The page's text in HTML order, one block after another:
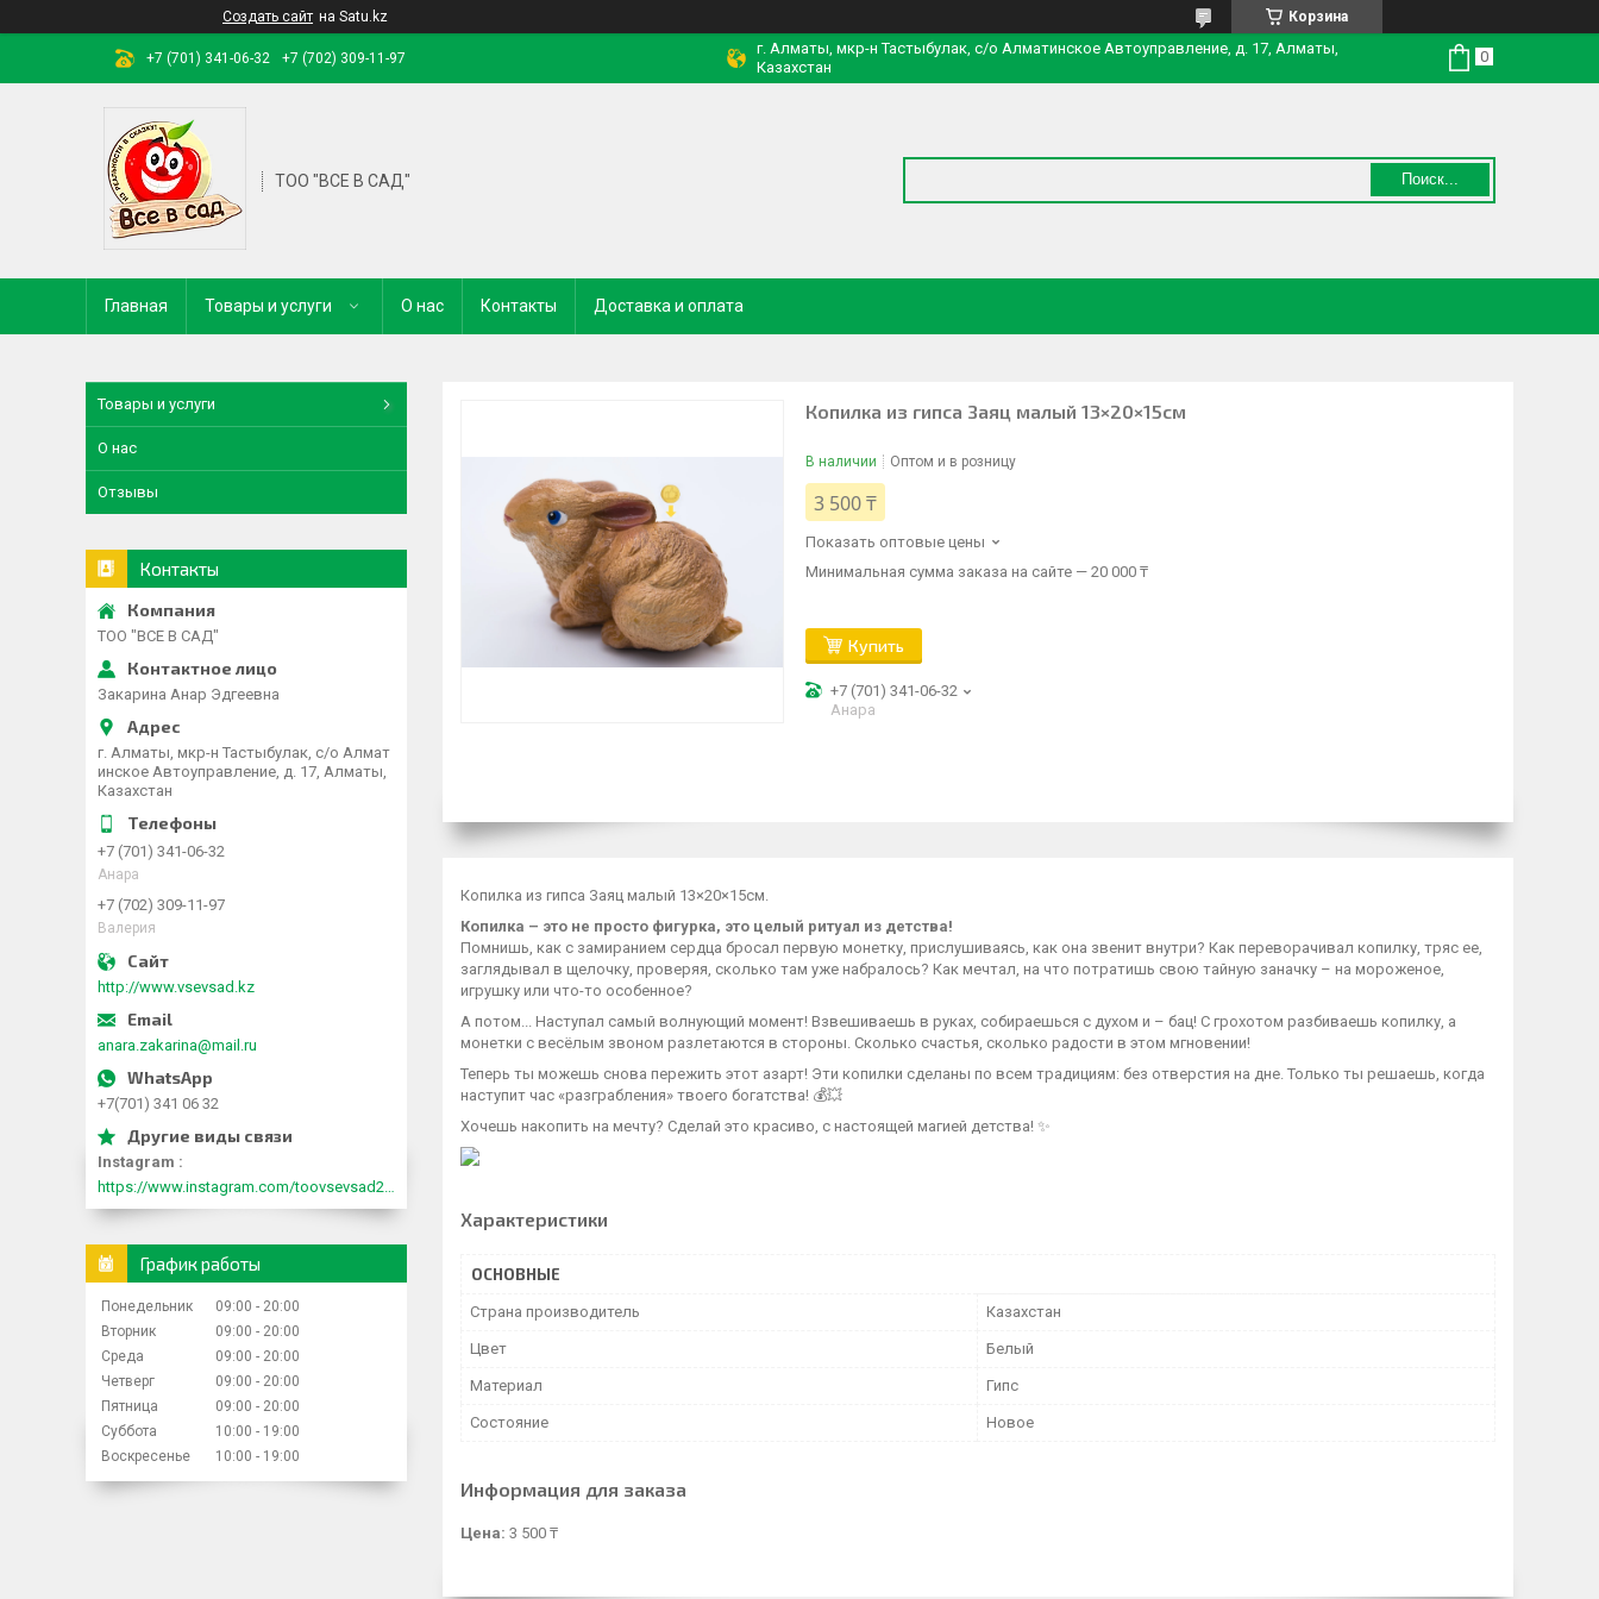
Создать сайт на Satu.kz Корзина
+7 (701) 341-06-32 +7 (702) 309-11-97
г. Алматы, мкр-н Тастыбулак, с/о Алматинское Автоуправление, д. 17, Алматы,
Казахстан
ТОО "ВСЕ В САД" Поиск...
Главная Товары и услуги О нас Контакты Доставка и оплата
Копилка из гипса Заяц малый 13×20×15см
В наличии Оптом и в розницу
3 500 ₸
Показать оптовые цены
Минимальная сумма заказа на сайте — 20 000 ₸
Купить
+7 (701) 341-06-32
Анара
Копилка из гипса Заяц малый 13×20×15см.
Копилка – это не просто фигурка, это целый ритуал из детства!
Помнишь, как с замиранием сердца бросал первую монетку, прислушиваясь, как она звенит внутри? Как переворачивал копилку, тряс ее,
заглядывал в щелочку, проверяя, сколько там уже набралось? Как мечтал, на что потратишь свою тайную заначку – на мороженое,
игрушку или что-то особенное?
А потом... Наступал самый волнующий момент! Взвешиваешь в руках, собираешься с духом и – бац! С грохотом разбиваешь копилку, а
монетки с весёлым звоном разлетаются в стороны. Сколько счастья, сколько радости в этом мгновении!
Теперь ты можешь снова пережить этот азарт! Эти копилки сделаны по всем традициям: без отверстия на дне. Только ты решаешь, когда
наступит час «разграбления» твоего богатства! 💰💥
Хочешь накопить на мечту? Сделай это красиво, с настоящей магией детства! ✨
Характеристики
ОСНОВНЫЕ
Страна производитель Казахстан
Цвет Белый
Материал Гипс
Состояние Новое
Информация для заказа
Цена: 3 500 ₸
Товары и услуги
О нас
Отзывы
Контакты
ТОО "ВСЕ В САД"
Закарина Анар Эдгеевна
г. Алматы, мкр-н Тастыбулак, с/о Алмат
инское Автоуправление, д. 17, Алматы,
Казахстан
+7 (701) 341-06-32
Анара
+7 (702) 309-11-97
Валерия
http://www.vsevsad.kz
anara.zakarina@mail.ru
+7(701) 341 06 32
Instagram
https://www.instagram.com/toovsevsad2015/
График работы
Понедельник 09:00
20:00
Вторник
09:00
20:00
Среда
09:00
20:00
Четверг
09:00
20:00
Пятница
09:00
20:00
Суббота
10:00
19:00
Воскресенье
10:00 19:00